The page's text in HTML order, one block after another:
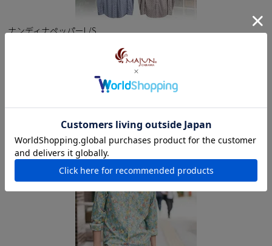
ナンディナペッパーL/S
艶やかで、しなやかなリバティの生地が心地よいです。南
天が主張しすぎず、オシャレ極まりないです！